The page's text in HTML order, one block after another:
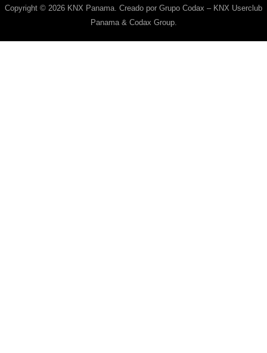
Copyright © 2026 KNX Panama. Creado por Grupo Codax – KNX Userclub
Panama & Codax Group.